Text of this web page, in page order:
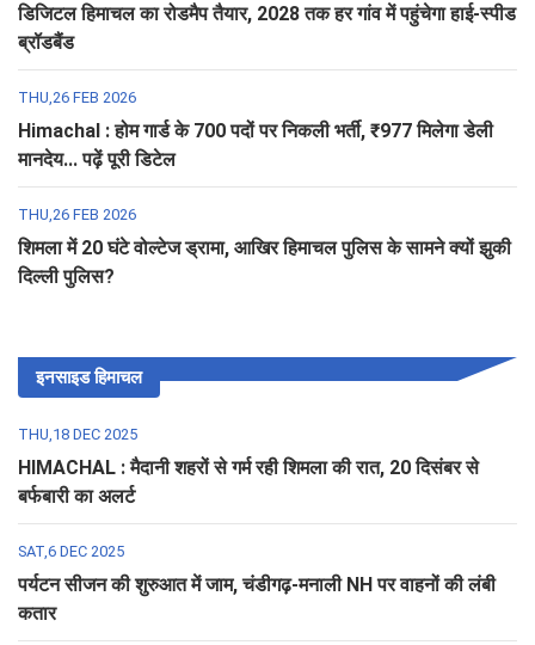
डिजिटल हिमाचल का रोडमैप तैयार, 2028 तक हर गांव में पहुंचेगा हाई-स्पीड
ब्रॉडबैंड
THU,26 FEB 2026
Himachal : होम गार्ड के 700 पदों पर निकली भर्ती, ₹977 मिलेगा डेली
मानदेय... पढ़ें पूरी डिटेल
THU,26 FEB 2026
शिमला में 20 घंटे वोल्टेज ड्रामा, आखिर हिमाचल पुलिस के सामने क्यों झुकी
दिल्ली पुलिस?
इनसाइड हिमाचल
THU,18 DEC 2025
HIMACHAL : मैदानी शहरों से गर्म रही शिमला की रात, 20 दिसंबर से
बर्फबारी का अलर्ट
SAT,6 DEC 2025
पर्यटन सीजन की शुरुआत में जाम, चंडीगढ़-मनाली NH पर वाहनों की लंबी
कतार